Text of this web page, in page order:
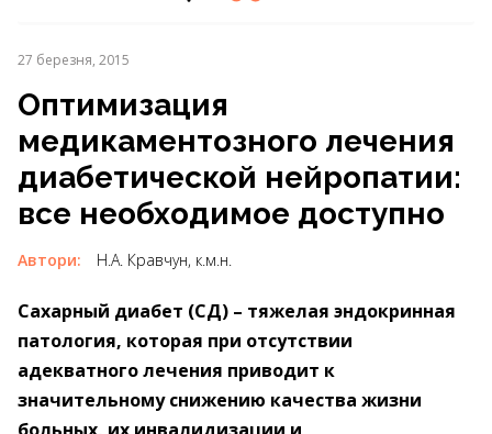
27 березня, 2015
Оптимизация
медикаментозного лечения
диабетической нейропатии:
все необходимое доступно
Автори: Н.А. Кравчун, к.м.н.
Сахарный диабет (СД) – тяжелая эндокринная
патология, которая при отсутствии
адекватного лечения приводит к
значительному снижению качества жизни